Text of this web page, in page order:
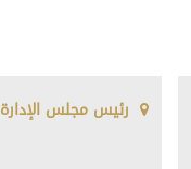
رئيس مجلس الإدارة